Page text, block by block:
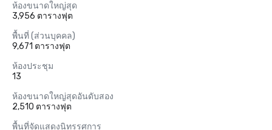
ห้องขนาดใหญ่สุด
3,956 ตารางฟุต
พื้นที่ (ส่วนบุคคล)
9,671 ตารางฟุต
ห้องประชุม
13
ห้องขนาดใหญ่สุดอันดับสอง
2,510 ตารางฟุต
พื้นที่จัดแสดงนิทรรศการ